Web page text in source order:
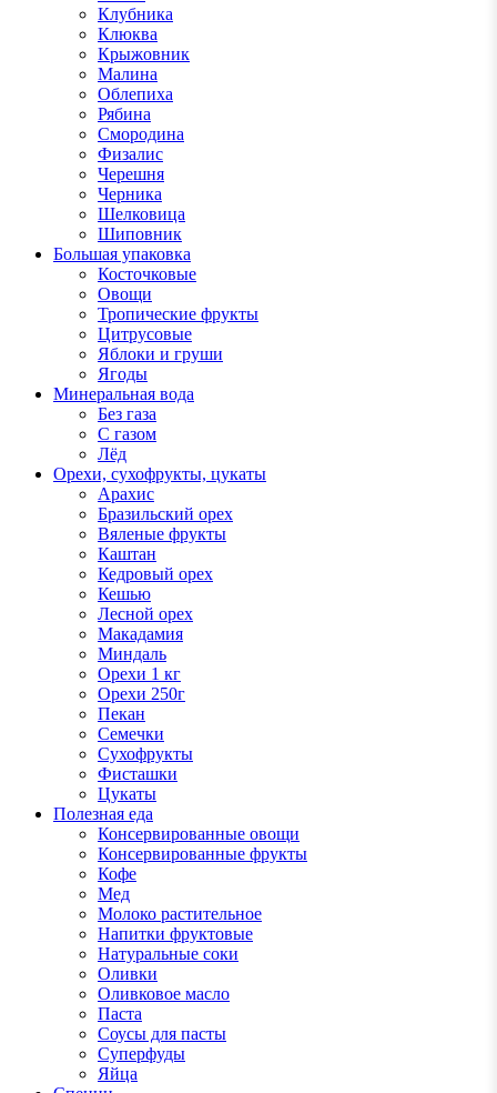
Клубника
Клюква
Крыжовник
Малина
Облепиха
Рябина
Смородина
Физалис
Черешня
Черника
Шелковица
Шиповник
Большая упаковка
Косточковые
Овощи
Тропические фрукты
Цитрусовые
Яблоки и груши
Ягоды
Минеральная вода
Без газа
С газом
Лёд
Орехи, сухофрукты, цукаты
Арахис
Бразильский орех
Вяленые фрукты
Каштан
Кедровый орех
Кешью
Лесной орех
Макадамия
Миндаль
Орехи 1 кг
Орехи 250г
Пекан
Семечки
Сухофрукты
Фисташки
Цукаты
Полезная еда
Консервированные овощи
Консервированные фрукты
Кофе
Мед
Молоко растительное
Напитки фруктовые
Натуральные соки
Оливки
Оливковое масло
Паста
Соусы для пасты
Суперфуды
Яйца